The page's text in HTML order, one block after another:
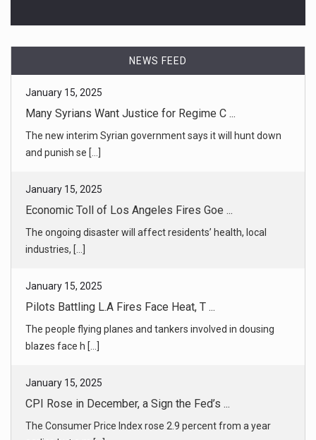
NEWS FEED
Many Syrians Want Justice for Regime C ...
The new interim Syrian government says it will hunt down
January 15, 2025
Economic Toll of Los Angeles Fires Goe ...
The ongoing disaster will affect residents’ health, local
industries, [...]
January 15, 2025
Pilots Battling L.A Fires Face Heat, T ...
The people flying planes and tankers involved in dousing
blazes face h [...]
January 15, 2025
CPI Rose in December, a Sign the Fed’s ...
The Consumer Price Index rose 2.9 percent from a year
earlier, but a m [...]
January 15, 2025
Germany’s Economy Shrank in 2024. Poli ...
Candidates in the upcoming federal election are focused on